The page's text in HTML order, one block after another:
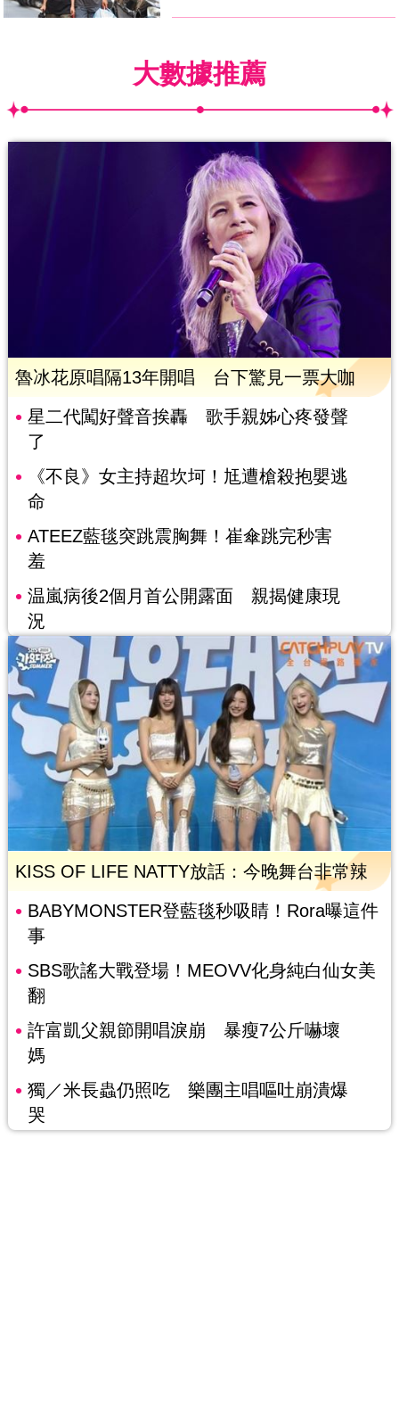
大數據推薦
魯冰花原唱隔13年開唱 台下驚見一票大咖
星二代闖好聲音挨轟 歌手親姊心疼發聲
了
《不良》女主持超坎坷！尪遭槍殺抱嬰逃
命
ATEEZ藍毯突跳震胸舞！崔傘跳完秒害
羞
温嵐病後2個月首公開露面 親揭健康現
況
KISS OF LIFE NATTY放話：今晚舞台非常辣
BABYMONSTER登藍毯秒吸睛！Rora曝這件
事
SBS歌謠大戰登場！MEOVV化身純白仙女美
翻
許富凱父親節開唱淚崩 暴瘦7公斤嚇壞
媽
獨／米長蟲仍照吃 樂團主唱嘔吐崩潰爆
哭